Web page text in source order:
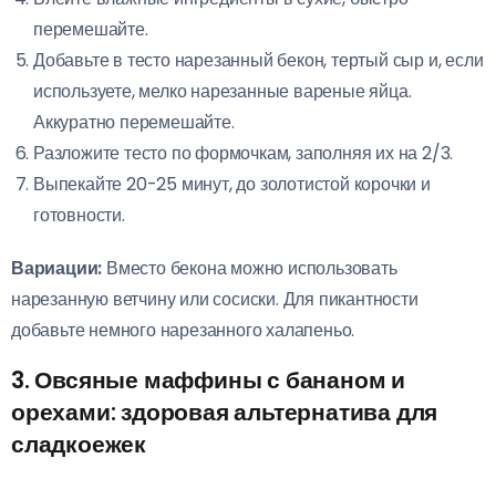
перемешайте.
Добавьте в тесто нарезанный бекон, тертый сыр и, если
используете, мелко нарезанные вареные яйца.
Аккуратно перемешайте.
Разложите тесто по формочкам, заполняя их на 2/3.
Выпекайте 20-25 минут, до золотистой корочки и
готовности.
Вариации: Вместо бекона можно использовать
нарезанную ветчину или сосиски. Для пикантности
добавьте немного нарезанного халапеньо.
3. Овсяные маффины с бананом и
орехами: здоровая альтернатива для
сладкоежек